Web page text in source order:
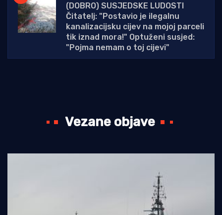
(DOBRO) SUSJEDSKE LUDOSTI
Čitatelj: "Postavio je ilegalnu
kanalizacijsku cijev na mojoj parceli
tik iznad mora!" Optuženi susjed:
"Pojma nemam o toj cijevi"
Vezane objave